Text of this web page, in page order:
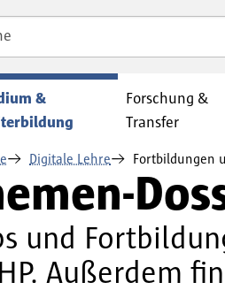
&
Forschung &
Transfer
Digitale Lehre Fortbildungen
und
Außerdem